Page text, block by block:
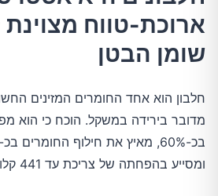
ארוכת-טווח
שומן הבטן
חלבון הוא אחד החומרים המזינים
מדובר בירידה במשקל. הוכח כי הוא
ומסייע בהפחתה של צריכת עד 441 קלוריות ביום.